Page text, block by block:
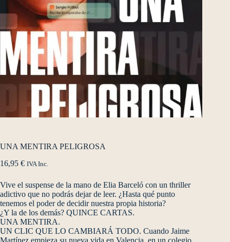
UNA MENTIRA PELIGROSA
16,95 € IVA Inc.
Vive el suspense de la mano de Elia Barceló con un thriller
adictivo que no podrás dejar de leer. ¿Hasta qué punto
tenemos el poder de decidir nuestra propia historia?
¿Y la de los demás? QUINCE CARTAS.
UNA MENTIRA.
UN CLIC QUE LO CAMBIARÁ TODO. Cuando Jaime
Martínez empieza su nueva vida en Valencia, en un colegio